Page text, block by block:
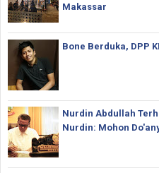
Makassar
Bone Berduka, DPP
Nurdin Abdullah
Nurdin: Mohon